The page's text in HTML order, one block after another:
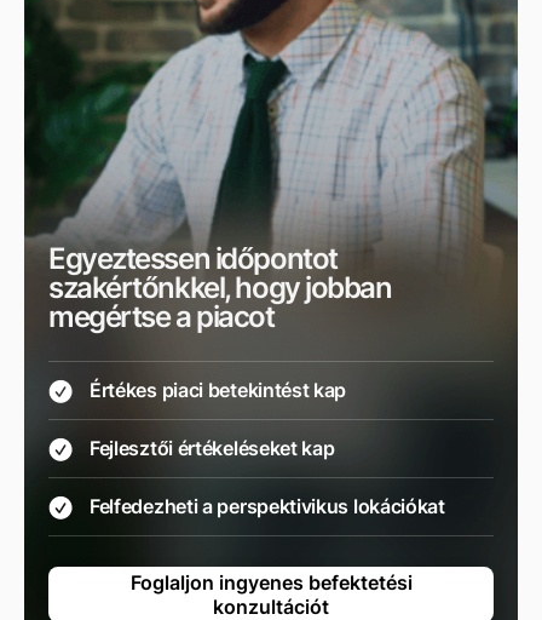
Egyeztessen időpontot
szakértőnkkel, hogy jobban
megértse a piacot
Értékes piaci betekintést kap
Fejlesztői értékeléseket kap
Felfedezheti a perspektivikus lokációkat
Foglaljon ingyenes befektetési
konzultációt